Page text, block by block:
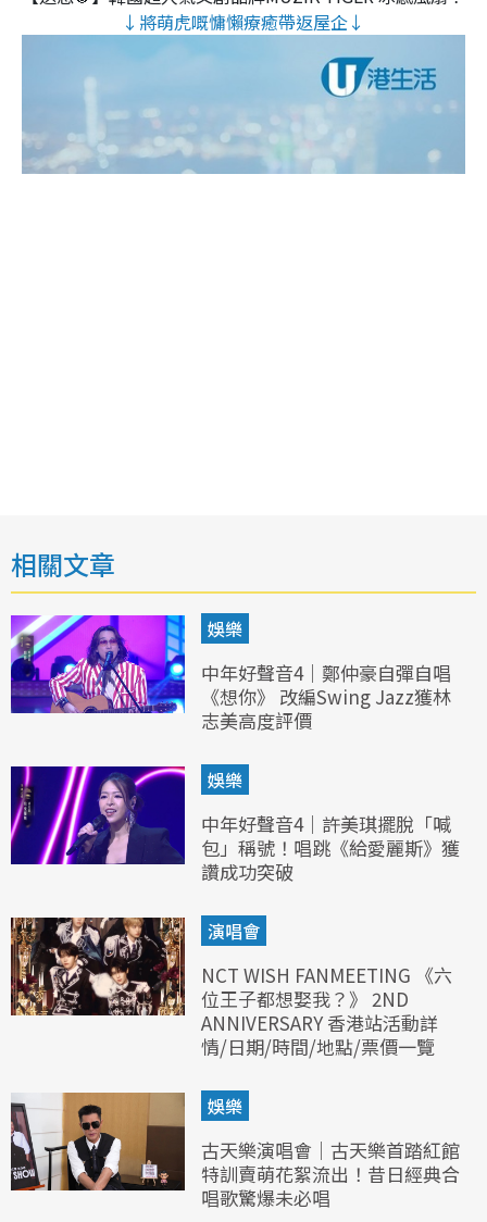
↓將萌虎嘅慵懶療癒帶返屋企↓
相關文章
娛樂
中年好聲音4｜鄭仲豪自彈自唱
《想你》 改編Swing Jazz獲林
志美高度評價
娛樂
中年好聲音4｜許美琪擺脫「喊
包」稱號！唱跳《給愛麗斯》獲
讚成功突破
演唱會
NCT WISH FANMEETING 《六
位王子都想娶我？》 2ND
ANNIVERSARY 香港站活動詳
情/日期/時間/地點/票價一覽
娛樂
古天樂演唱會｜古天樂首踏紅館
特訓賣萌花絮流出！昔日經典合
唱歌驚爆未必唱